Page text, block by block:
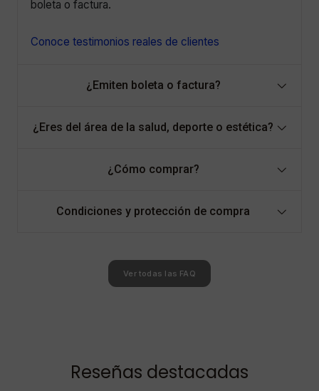
boleta o factura.
Conoce testimonios reales de clientes
¿Emiten boleta o factura?
¿Eres del área de la salud, deporte o estética?
¿Cómo comprar?
Condiciones y protección de compra
Ver todas las FAQ
Reseñas destacadas